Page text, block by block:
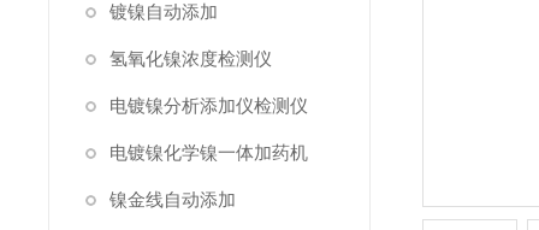
镀镍自动添加
氢氧化镍浓度检测仪
电镀镍分析添加仪检测仪
电镀镍化学镍一体加药机
镍金线自动添加